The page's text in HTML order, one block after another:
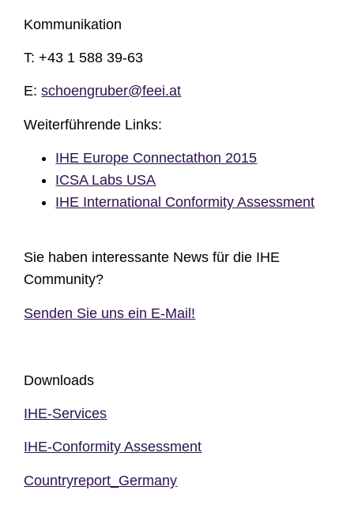
Kommunikation
T: +43 1 588 39-63
E:schoengruber@feei.at
Weiterführende Links:
IHE Europe Connectathon 2015
ICSA Labs USA
IHE International Conformity Assessment
Sie haben interessante News für die IHE
Community?
Senden Sie uns ein E-Mail!
Downloads
IHE-Services
IHE-Conformity Assessment
Countryreport_Germany